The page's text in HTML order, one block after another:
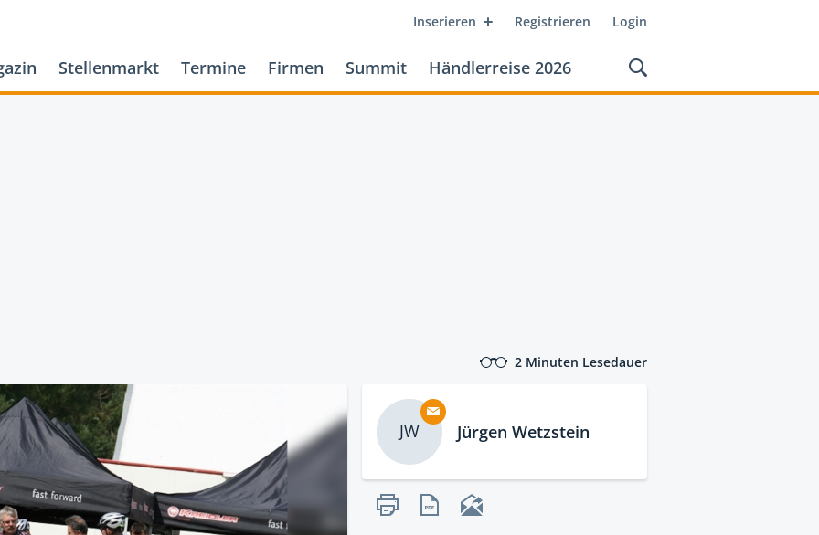
Inserieren Registrieren Login
Stellenmarkt Termine Firmen Summit Händlerreise 2026
2 Minuten Lesedauer
JW Jürgen Wetzstein